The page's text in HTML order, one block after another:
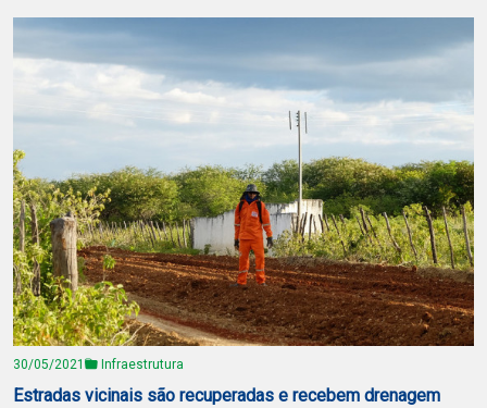
30/05/2021 Infraestrutura
Estradas vicinais são recuperadas e recebem drenagem